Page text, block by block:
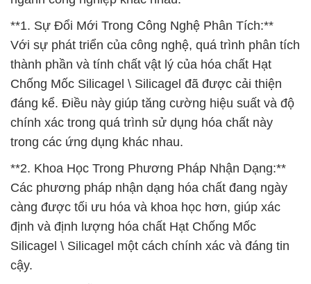
**1. Sự Đổi Mới Trong Công Nghệ Phân Tích:**
Với sự phát triển của công nghệ, quá trình phân tích
thành phần và tính chất vật lý của hóa chất Hạt
Chống Mốc Silicagel \ Silicagel đã được cải thiện
đáng kể. Điều này giúp tăng cường hiệu suất và độ
chính xác trong quá trình sử dụng hóa chất này
trong các ứng dụng khác nhau.
**2. Khoa Học Trong Phương Pháp Nhận Dạng:**
Các phương pháp nhận dạng hóa chất đang ngày
càng được tối ưu hóa và khoa học hơn, giúp xác
định và định lượng hóa chất Hạt Chống Mốc
Silicagel \ Silicagel một cách chính xác và đáng tin
cậy.